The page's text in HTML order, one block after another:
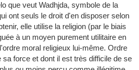
que veut Wadhjda, symbole de la
ont seuls le droit d'en disposer selon
elle utilise la religion (par le biais
à un moyen purement utilitaire en
moral religieux lui-même. Ordre
sa force et dont il est très difficile de se